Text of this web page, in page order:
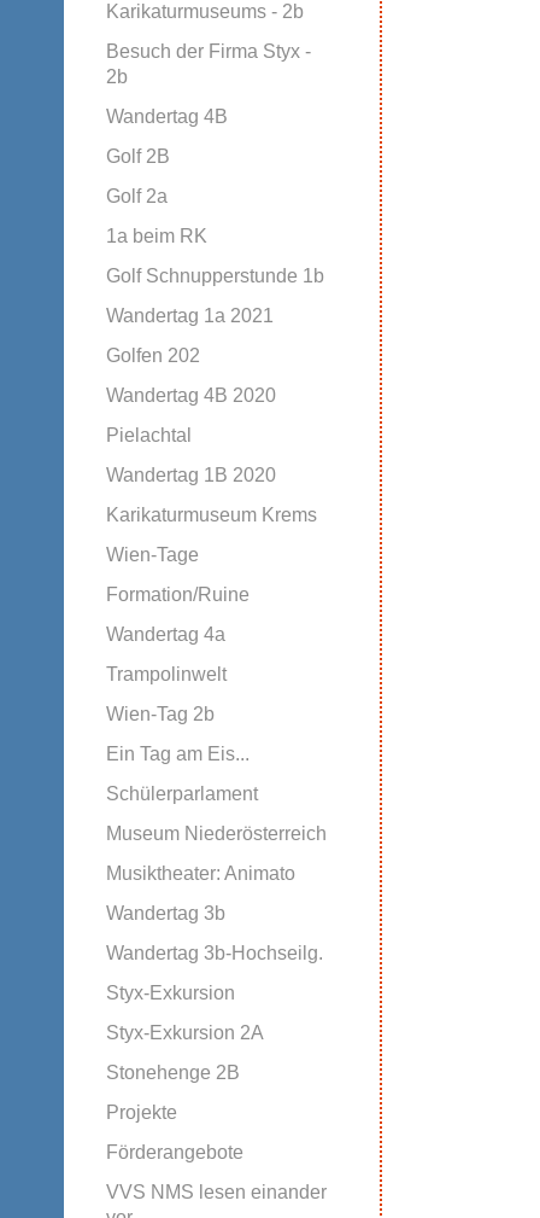
Karikaturmuseums - 2b
Besuch der Firma Styx -
2b
Wandertag 4B
Golf 2B
Golf 2a
1a beim RK
Golf Schnupperstunde 1b
Wandertag 1a 2021
Golfen 202
Wandertag 4B 2020
Pielachtal
Wandertag 1B 2020
Karikaturmuseum Krems
Wien-Tage
Formation/Ruine
Wandertag 4a
Trampolinwelt
Wien-Tag 2b
Ein Tag am Eis...
Schülerparlament
Museum Niederösterreich
Musiktheater: Animato
Wandertag 3b
Wandertag 3b-Hochseilg.
Styx-Exkursion
Styx-Exkursion 2A
Stonehenge 2B
Projekte
Förderangebote
VVS NMS lesen einander